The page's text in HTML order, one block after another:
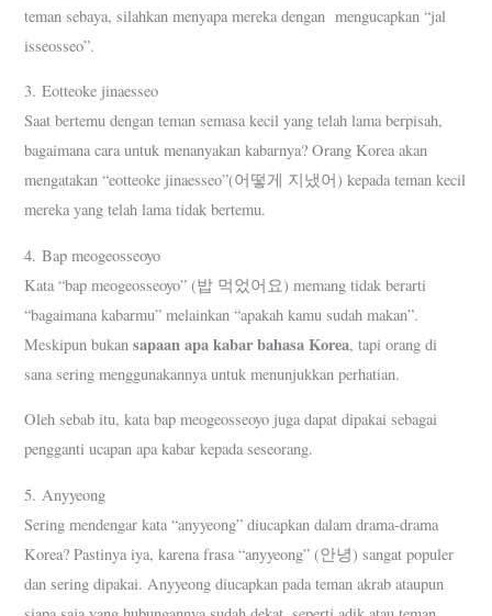
teman sebaya, silahkan menyapa mereka dengan mengucapkan “jal
isseosseo”.
3. Eotteoke jinaesseo
Saat bertemu dengan teman semasa kecil yang telah lama berpisah,
bagaimana cara untuk menanyakan kabarnya? Orang Korea akan
mengatakan “eotteoke jinaesseo”(어떻게 지냈어) kepada teman kecil
mereka yang telah lama tidak bertemu.
4. Bap meogeosseoyo
Kata “bap meogeosseoyo” (밥 먹었어요) memang tidak berarti
“bagaimana kabarmu” melainkan “apakah kamu sudah makan”.
Meskipun bukansapaan apa kabar bahasa Korea, tapi orang di
sana sering menggunakannya untuk menunjukkan perhatian.
Oleh sebab itu, kata bap meogeosseoyo juga dapat dipakai sebagai
pengganti ucapan apa kabar kepada seseorang.
5. Anyyeong
Sering mendengar kata “anyyeong” diucapkan dalam drama-drama
Korea? Pastinya iya, karena frasa “anyyeong” (안녕) sangat populer
dan sering dipakai. Anyyeong diucapkan pada teman akrab ataupun